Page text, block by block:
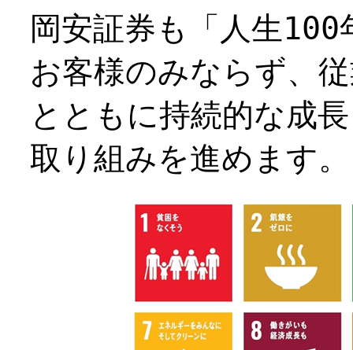
岡安証券も「人生
お客様のみならず、
とともに持続的な成
取り組みを進めます